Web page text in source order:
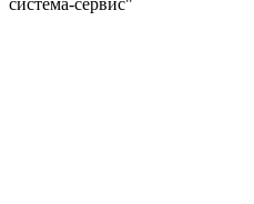
система-сервис"